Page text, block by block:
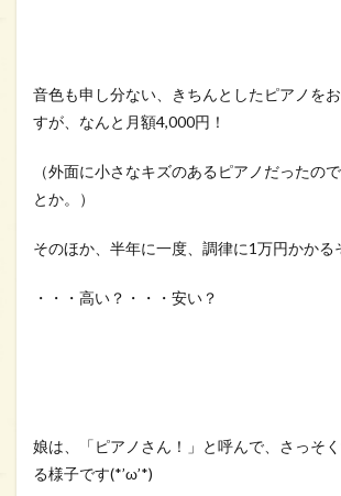
音色も申し分ない、きちんとしたピアノを
すが、なんと月額4,000円！
（外面に小さなキズのあるピアノだったの
とか。）
そのほか、半年に一度、調律に1万円かかる
・・・高い？・・・安い？
娘は、「ピアノさん！」と呼んで、さっそ
る様子です(*’ω’*)